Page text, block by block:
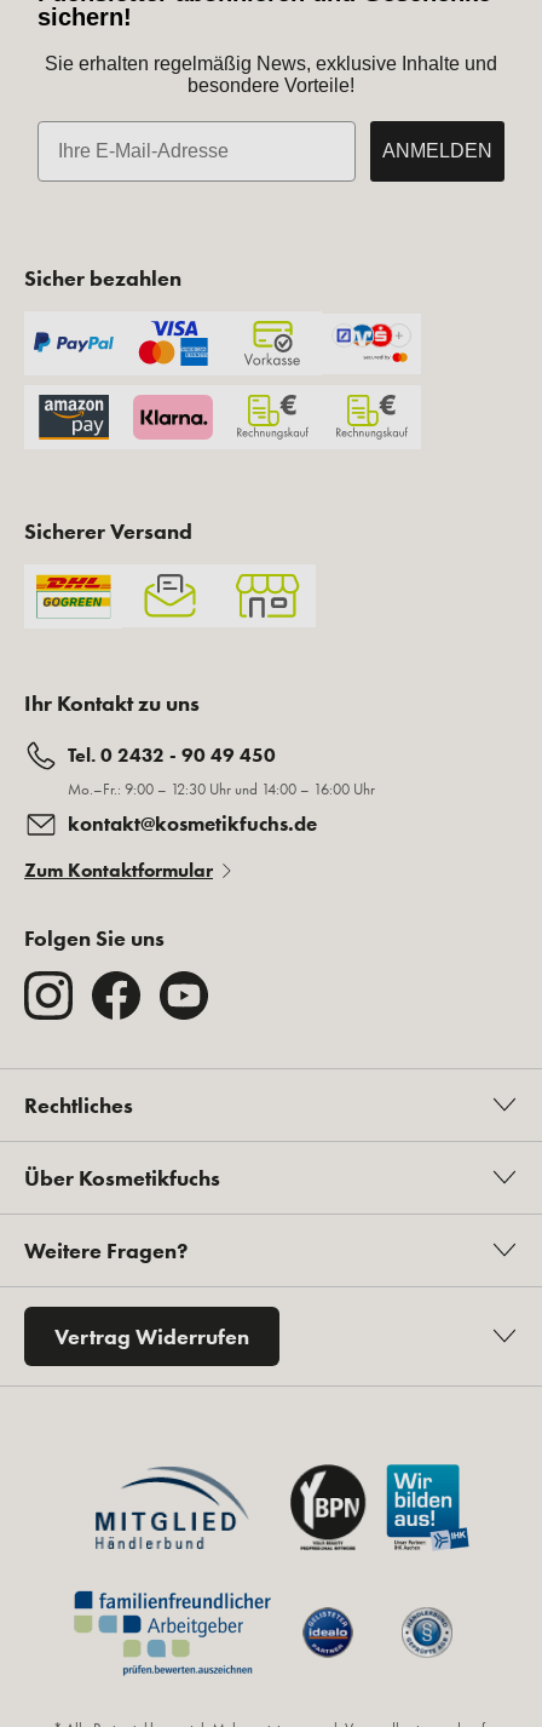
sichern!
Sie erhalten regelmäßig News, exklusive Inhalte und
besondere Vorteile!
E-Mail
ANMELDEN
Sicher bezahlen
Sicherer Versand
Ihr Kontakt zu uns
Tel. 0 2432 - 90 49 450
Mo.–Fr.: 9:00 – 12:30 Uhr und 14:00 – 16:00 Uhr
kontakt@kosmetikfuchs.de
Zum Kontaktformular
Folgen Sie uns
Rechtliches
Über Kosmetikfuchs
Weitere Fragen?
Vertrag Widerrufen